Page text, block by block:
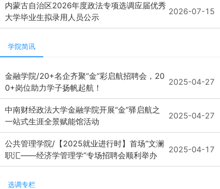
内蒙古自治区2026年度政法专项选调应届优秀
大学毕业生拟录用人员公示
2026-07-15
学院简讯
金融学院/20+名企齐聚“金”彩启航招聘会，20
0+岗位助力学子扬帆起航！
2025-04-27
中南财经政法大学金融学院开展“金”驿启航之
一站式生涯全景赋能馆活动
2025-04-27
公共管理学院/【2025就业进行时】首场“文澜
职汇——经济学管理学”专场招聘会顺利举办
2025-04-17
选调专栏